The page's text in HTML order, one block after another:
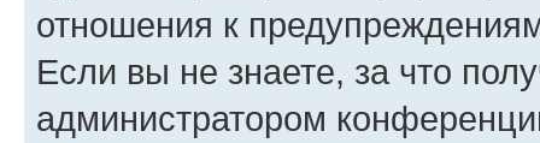
отношения к
Если вы не знаете, за что
администратором